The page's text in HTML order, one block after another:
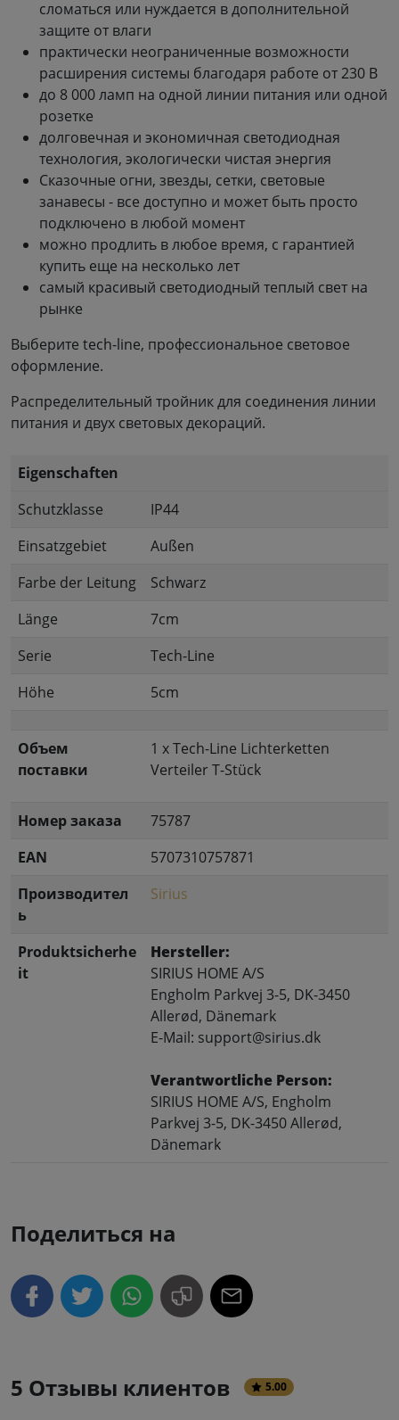
сломаться или нуждается в дополнительной
защите от влаги
практически неограниченные возможности
расширения системы благодаря работе от 230 В
до 8 000 ламп на одной линии питания или одной
розетке
долговечная и экономичная светодиодная
технология, экологически чистая энергия
Сказочные огни, звезды, сетки, световые
занавесы - все доступно и может быть просто
подключено в любой момент
можно продлить в любое время, с гарантией
купить еще на несколько лет
самый красивый светодиодный теплый свет на
рынке
Выберите tech-line, профессиональное световое
оформление.
Распределительный тройник для соединения линии
питания и двух световых декораций.
Eigenschaften
Schutzklasse
IP44
Einsatzgebiet
Außen
Farbe der Leitung
Schwarz
Länge
7cm
Serie
Tech-Line
Höhe
5cm
Объем
поставки
1 x Tech-Line Lichterketten
Verteiler T-Stück
Номер заказа
75787
EAN
5707310757871
Производител
ь
Sirius
Produktsicherhe
it
Hersteller:
SIRIUS HOME A/S
Engholm Parkvej 3-5, DK-3450
Allerød, Dänemark
E-Mail: support@sirius.dk
Verantwortliche Person:
SIRIUS HOME A/S, Engholm
Parkvej 3-5, DK-3450 Allerød,
Dänemark
Поделиться на
5 Отзывы клиентов 5.00